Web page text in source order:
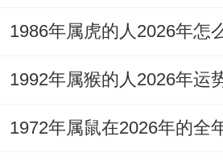
产投资窗口- 佩戴祥安阁聚
助增强财务决策的精准度。
情感磁场：理性与感性的